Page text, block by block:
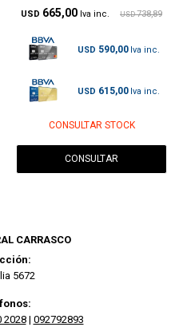
USD 665,00 USD 738,89
USD 590,00
USD 615,00
CONSULTAR STOCK
CONSULTAR
CARRASCO
5672
2028| 092792893